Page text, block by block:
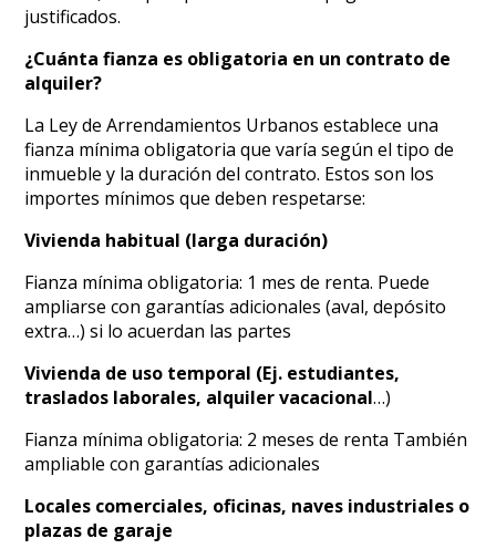
justificados.
¿Cuánta fianza es obligatoria en un contrato de
alquiler?
La Ley de Arrendamientos Urbanos establece una
fianza mínima obligatoria que varía según el tipo de
inmueble y la duración del contrato. Estos son los
importes mínimos que deben respetarse:
Vivienda habitual (larga duración)
Fianza mínima obligatoria: 1 mes de renta. Puede
ampliarse con garantías adicionales (aval, depósito
extra…) si lo acuerdan las partes
Vivienda de uso temporal (Ej. estudiantes,
traslados laborales, alquiler vacacional…)
Fianza mínima obligatoria: 2 meses de renta También
ampliable con garantías adicionales
Locales comerciales, oficinas, naves industriales o
plazas de garaje